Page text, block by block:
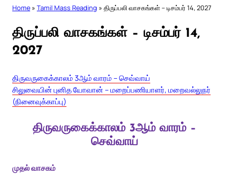
Home » Tamil Mass Reading » திருப்பலி வாசகங்கள் – டிசம்பர் 14, 2027
திருப்பலி வாசகங்கள் – டிசம்பர் 14,
2027
திருவருகைக்காலம் 3ஆம் வாரம் – செவ்வாய்
சிலுவையின் புனித யோவான் – மறைப்பணியாளர், மறைவல்லுநர்
(நினைவுக்காப்பு)
திருவருகைக்காலம் 3ஆம் வாரம் –
செவ்வாய்
முதல் வாசகம்